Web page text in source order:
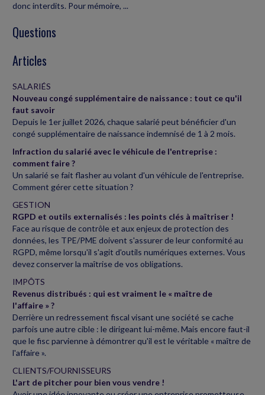
donc interdits. Pour mémoire, ...
Questions
Articles
SALARIÉS
Nouveau congé supplémentaire de naissance : tout ce qu'il
faut savoir
Depuis le 1er juillet 2026, chaque salarié peut bénéficier d'un
congé supplémentaire de naissance indemnisé de 1 à 2 mois.
Infraction du salarié avec le véhicule de l'entreprise :
comment faire ?
Un salarié se fait flasher au volant d'un véhicule de l'entreprise.
Comment gérer cette situation ?
GESTION
RGPD et outils externalisés : les points clés à maîtriser !
Face au risque de contrôle et aux enjeux de protection des
données, les TPE/PME doivent s'assurer de leur conformité au
RGPD, même lorsqu'il s'agit d'outils numériques externes. Vous
devez conserver la maîtrise de vos obligations.
IMPÔTS
Revenus distribués : qui est vraiment le « maître de
l'affaire » ?
Derrière un redressement fiscal visant une société se cache
parfois une autre cible : le dirigeant lui-même. Mais encore faut-il
que le fisc parvienne à démontrer qu'il est le véritable « maître de
l'affaire ».
CLIENTS/FOURNISSEURS
L'art de pitcher pour bien vous vendre !